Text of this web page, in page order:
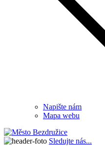
Napište nám
Mapa webu
Sledujte nás...